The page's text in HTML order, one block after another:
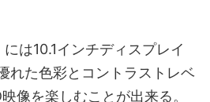
は10.1インチディスプレイ
れた色彩とコントラストレベ
像を楽しむことが出来る。